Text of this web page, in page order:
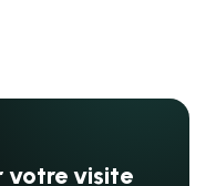
votre visite